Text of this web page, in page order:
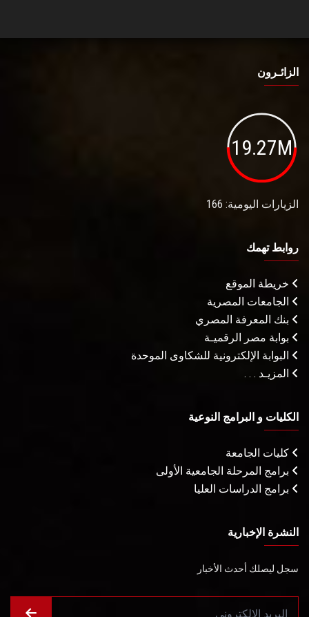
الزائـرون
19.27M
الزيارات اليومية: 166
روابط تهمك
خريطة الموقع
الجامعات المصرية
بنك المعرفة المصري
بوابة مصر الرقميـة
البوابة الإلكترونية للشكاوى الموحدة
المزيـد . . .
الكليات و البرامج النوعية
كليات الجامعة
برامج المرحلة الجامعية الأولى
برامج الدراسات العليا
النشرة الإخبارية
سجل ليصلك أحدث الأخبار